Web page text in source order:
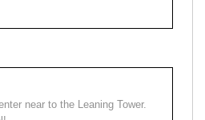
near to the Leaning Tower.